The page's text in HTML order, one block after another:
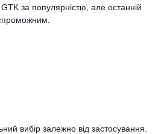
за популярністю, але останній
вибір залежно від застосування.